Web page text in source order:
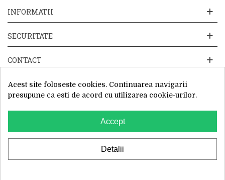
INFORMATII
SECURITATE
CONTACT
Website operat de: Primavara in dar SRL, Cod Fiscal: 52428019, Reg.
Com: J2025066115002, Sediu Social:Sos. Unirii 201-203C, Caciulati,
Acest site foloseste cookies. Continuarea navigarii
presupune ca esti de acord cu utilizarea cookie-urilor.
Accept
Detalii